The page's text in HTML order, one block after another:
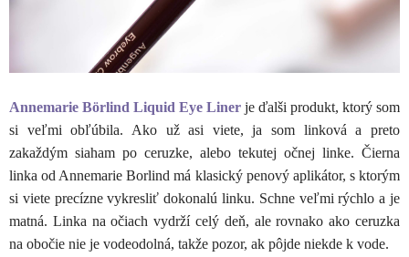
Annemarie Börlind Liquid Eye Liner je ďalši produkt, ktorý som
si veľmi obľúbila. Ako už asi viete, ja som linková a preto
zakaždým siaham po ceruzke, alebo tekutej očnej linke. Čierna
linka od Annemarie Borlind má klasický penový aplikátor, s ktorým
si viete precízne vykresliť dokonalú linku. Schne veľmi rýchlo a je
matná. Linka na očiach vydrží celý deň, ale rovnako ako ceruzka
na obočie nie je vodeodolná, takže pozor, ak pôjde niekde k vode.